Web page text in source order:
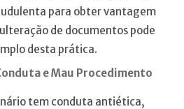
para obter vantagem
de documentos pode
desta prática.
e Mau Procedimento
tem conduta antiética,